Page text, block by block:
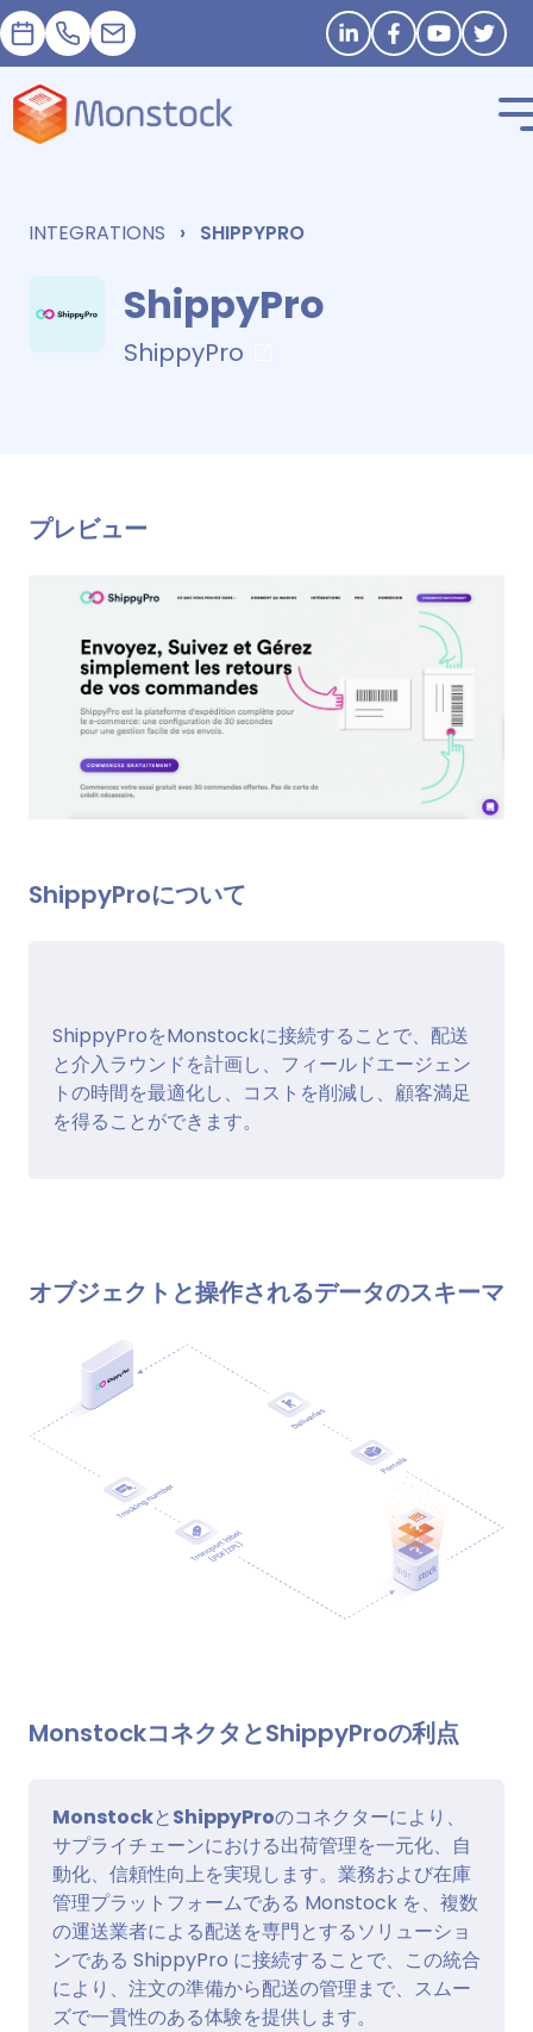
予約 +33 1 83 62 25 41
contact@monstock.net Stay in touch
INTEGRATIONS SHIPPYPRO
ShippyPro
ShippyPro
プレビュー
ShippyProについて
ShippyProをMonstockに接続することで、配送
と介入ラウンドを計画し、フィールドエージェン
トの時間を最適化し、コストを削減し、顧客満足
を得ることができます。
オブジェクトと操作されるデータのスキーマ
MonstockコネクタとShippyProの利点
MonstockとShippyProのコネクターにより、
サプライチェーンにおける出荷管理を一元化、自
動化、信頼性向上を実現します。業務および在庫
管理プラットフォームである Monstock を、複数
の運送業者による配送を専門とするソリューショ
ンである ShippyPro に接続することで、この統合
により、注文の準備から配送の管理まで、スムー
ズで一貫性のある体験を提供します。